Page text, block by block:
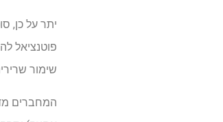
שימור
המחברים